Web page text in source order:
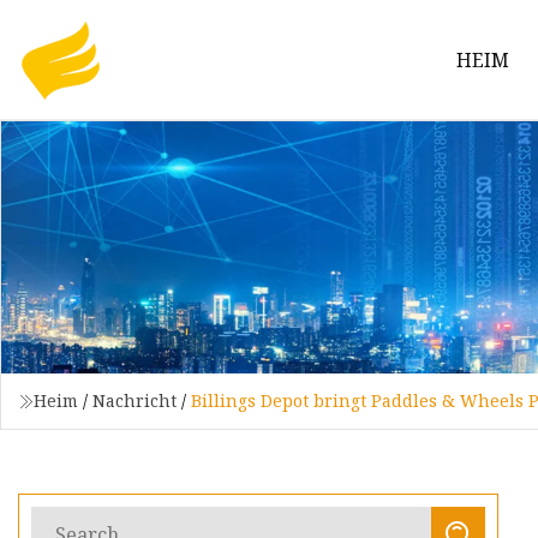
HEIM
Heim / Nachricht / Billings Depot bringt Paddles & Wheels